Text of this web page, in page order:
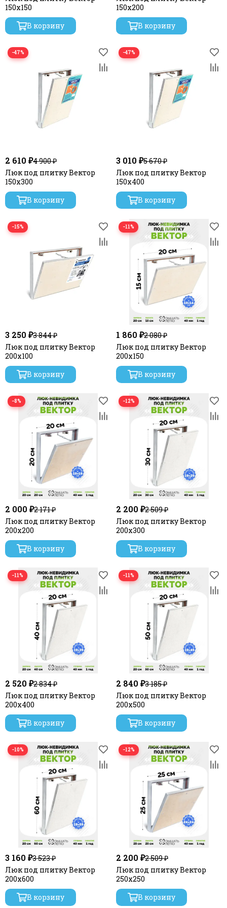
150х150
В корзину
150х200
В корзину
−47%
2 610 ₽4 900 ₽
Люк под плитку Вектор
150х300
В корзину
−47%
3 010 ₽5 670 ₽
Люк под плитку Вектор
150х400
В корзину
−15%
3 250 ₽3 844 ₽
Люк под плитку Вектор
200х100
В корзину
−11%
1 860 ₽2 080 ₽
Люк под плитку Вектор
200х150
В корзину
−8%
2 000 ₽2 171 ₽
Люк под плитку Вектор
200х200
В корзину
−12%
2 200 ₽2 509 ₽
Люк под плитку Вектор
200х300
В корзину
−11%
2 520 ₽2 834 ₽
Люк под плитку Вектор
200х400
В корзину
−11%
2 840 ₽3 185 ₽
Люк под плитку Вектор
200х500
В корзину
−10%
3 160 ₽3 523 ₽
Люк под плитку Вектор
200х600
В корзину
−12%
2 200 ₽2 509 ₽
Люк под плитку Вектор
250х250
В корзину